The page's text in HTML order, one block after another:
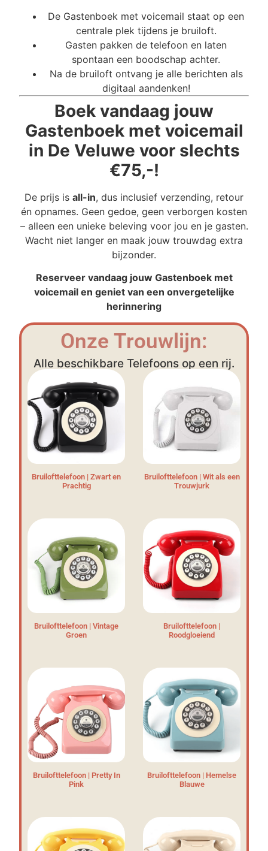
De Gastenboek met voicemail staat op een
centrale plek tijdens je bruiloft.
Gasten pakken de telefoon en laten
spontaan een boodschap achter.
Na de bruiloft ontvang je alle berichten als
digitaal aandenken!
Boek vandaag jouw
Gastenboek met voicemail
in De Veluwe voor slechts
€75,-!
De prijs is all-in, dus inclusief verzending, retour
én opnames. Geen gedoe, geen verborgen kosten
– alleen een unieke beleving voor jou en je gasten.
Wacht niet langer en maak jouw trouwdag extra
bijzonder.
Reserveer vandaag jouw Gastenboek met
voicemail en geniet van een onvergetelijke
herinnering
Onze Trouwlijn:
Alle beschikbare Telefoons op een rij.
Bruilofttelefoon | Zwart en
Prachtig
Bruilofttelefoon | Wit als een
Trouwjurk
Bruilofttelefoon | Vintage
Groen
Bruilofttelefoon |
Roodgloeiend
Bruilofttelefoon | Pretty In
Pink
Bruilofttelefoon | Hemelse
Blauwe